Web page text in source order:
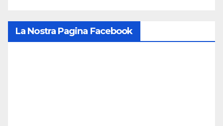
La Nostra Pagina Facebook